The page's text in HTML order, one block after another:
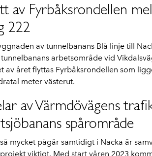
av Fyrbåksrondellen
222
av tunnelbanans Blå linje till
arbetsområde vid
av året flyttas Fyrbåksrondellen som
meter västerut.
av Värmdövägens
spårområde
mycket pågår samtidigt i Nacka är
viktigt. Med start våren 2023